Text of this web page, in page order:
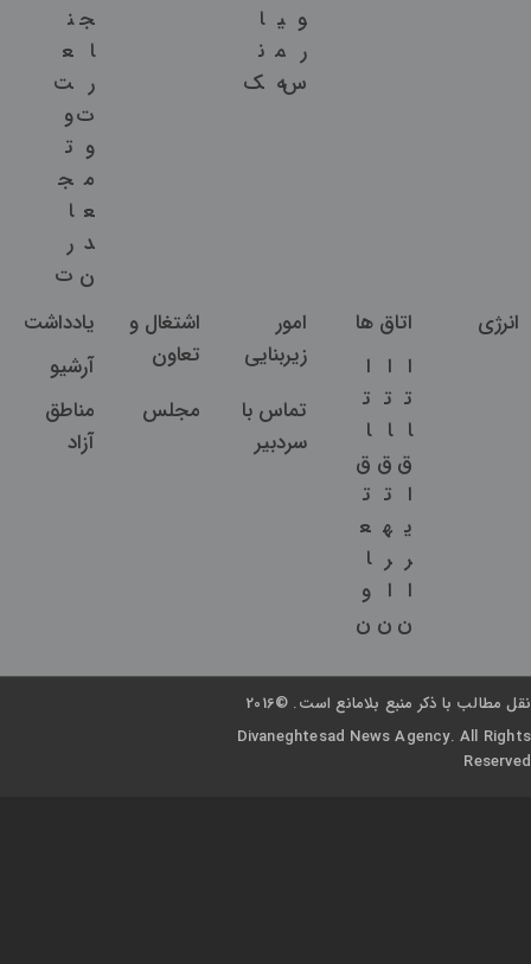
و
ر
س
ی
م
ه
ا
ن
ک
ج
ا
ر
ت
و
م
ع
د
ن
ن
ع
ت
و
ت
ج
ا
ر
ت
انرژی
اتاق ها
ا
ت
ا
ق
ا
ی
ر
ا
ن
ا
ت
ا
ق
ت
ه
ر
ا
ن
ا
ت
ا
ق
ت
ع
ا
و
ن
امور
زیربنایی
اشتغال و
تعاون
یادداشت
آرشیو
تماس با
سردبیر
مجلس
مناطق
آزاد
نقل مطالب با ذکر منبع بلامانع است. ©2016
Divaneghtesad News Agency. All Rights
Reserved